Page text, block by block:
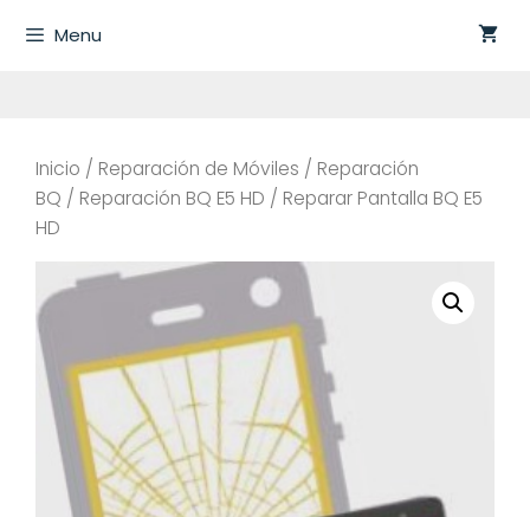
Menu
Inicio / Reparación de Móviles / Reparación
BQ / Reparación BQ E5 HD / Reparar Pantalla BQ E5
HD